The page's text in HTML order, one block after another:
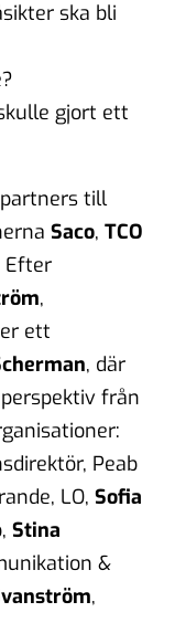
ska bli
gjort ett
till
Saco, TCO
Efter
,
ett
, där
från
Peab
LO, Sofia
Stina
&
,